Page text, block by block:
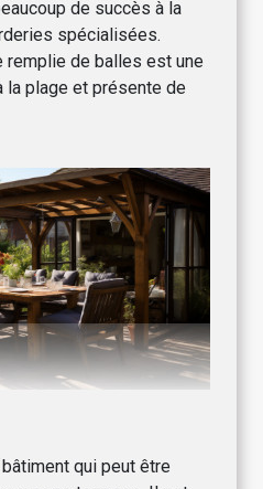
de succès à la
spécialisées.
remplie de balles est une
la plage et présente de
qui peut être